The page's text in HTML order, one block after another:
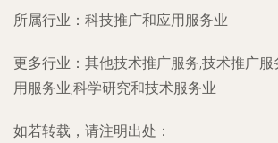
所属行业： 科技推广和应用服务业
更多行业： 其他技术推广服务,技术推广服
用服务业,科学研究和技术服务业
如若转载，请注明出处：